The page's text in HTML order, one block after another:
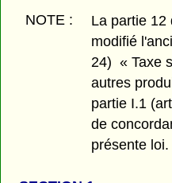
NOTE : La partie
modifié
24) « Taxe
autres
partie I.1
de
présente loi.